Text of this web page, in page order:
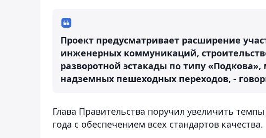
Проект предусматривает расширение
инженерных коммуникаций,
разворотной эстакады по типу
надземных пешеходных переходов, -
Глава Правительства поручил увеличить
года с обеспечением всех стандартов качества.